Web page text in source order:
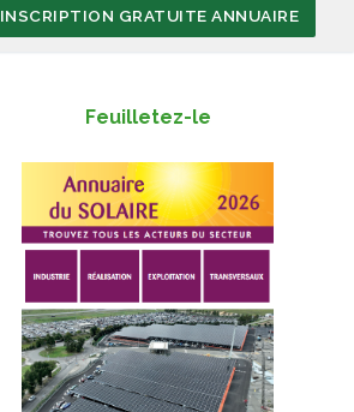
INSCRIPTION GRATUITE ANNUAIRE
Feuilletez-le